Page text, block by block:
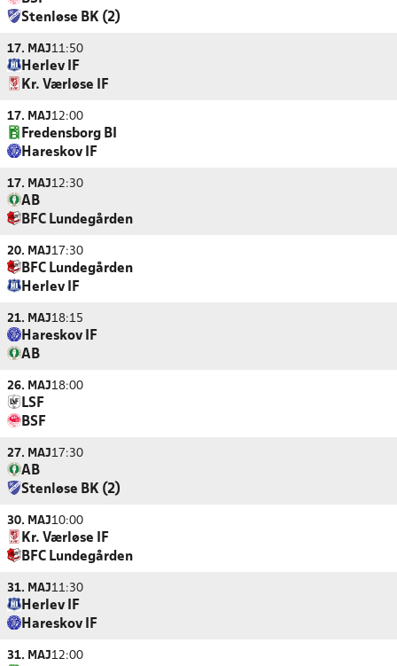
Stenløse BK (2)
17. MAJ11:50
Herlev IF
Kr. Værløse IF
17. MAJ12:00
Fredensborg BI
Hareskov IF
17. MAJ12:30
AB
BFC Lundegården
20. MAJ17:30
BFC Lundegården
Herlev IF
21. MAJ18:15
Hareskov IF
AB
26. MAJ18:00
LSF
BSF
27. MAJ17:30
AB
Stenløse BK (2)
30. MAJ10:00
Kr. Værløse IF
BFC Lundegården
31. MAJ11:30
Herlev IF
Hareskov IF
31. MAJ12:00